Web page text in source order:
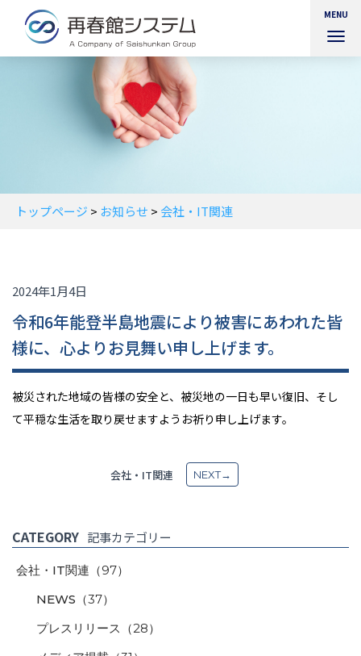
MENU
トップページ > お知らせ > 会社・IT関連
2024年1月4日
令和6年能登半島地震により被害にあわれた皆
様に、心よりお見舞い申し上げます。
被災された地域の皆様の安全と、被災地の一日も早い復旧、そし
て平穏な生活を取り戻せますようお祈り申し上げます。
会社・IT関連 NEXT→
CATEGORY 記事カテゴリー
会社・IT関連 （97）
NEWS （37）
プレスリリース （28）